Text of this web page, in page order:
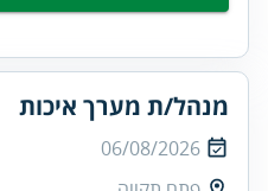
מנהל/ת מערך איכות
06/08/2026